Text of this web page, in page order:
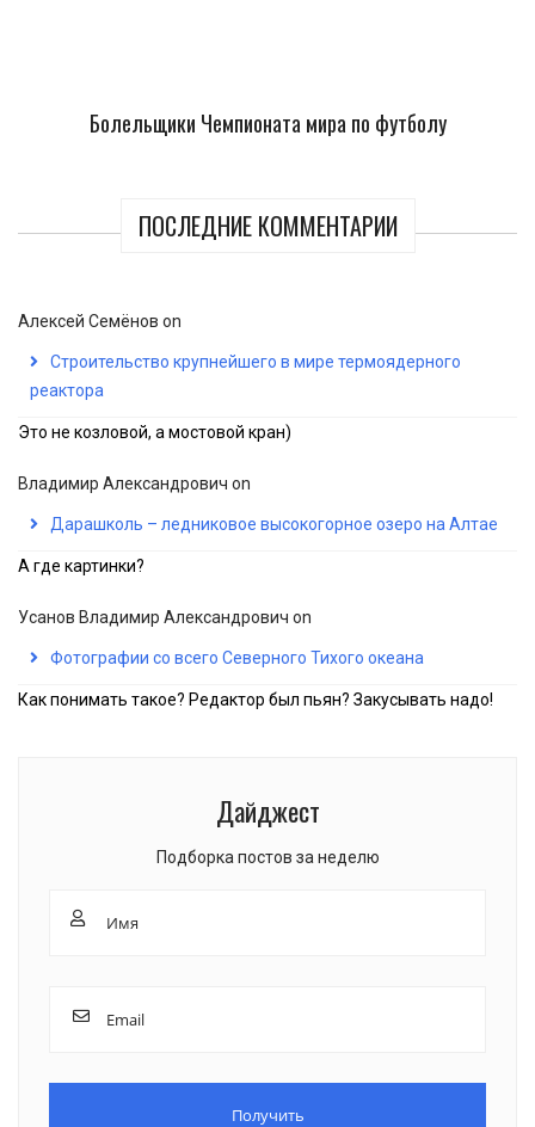
Болельщики Чемпионата мира по футболу
ПОСЛЕДНИЕ КОММЕНТАРИИ
Алексей Семёнов on
Строительство крупнейшего в мире термоядерного
реактора
Это не козловой, а мостовой кран)
Владимир Александрович on
Дарашколь – ледниковое высокогорное озеро на Алтае
А где картинки?
Усанов Владимир Александрович on
Фотографии со всего Северного Тихого океана
Как понимать такое? Редактор был пьян? Закусывать надо!
Дайджест
Подборка постов за неделю